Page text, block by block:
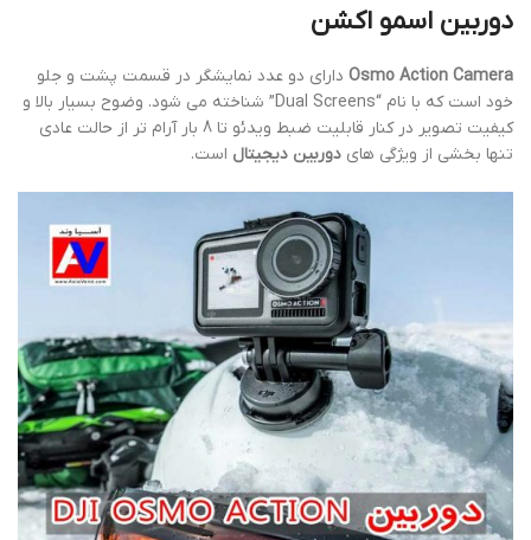
دوربین اسمو اکشن
Osmo Action Camera دارای دو عدد نمایشگر در قسمت پشت و جلو
خود است که با نام “Dual Screens” شناخته می شود. وضوح بسیار بالا و
کیفیت تصویر در کنار قابلیت ضبط ویدئو تا 8 بار آرام تر از حالت عادی
تنها بخشی از ویژگی های دوربین دیجیتال است.